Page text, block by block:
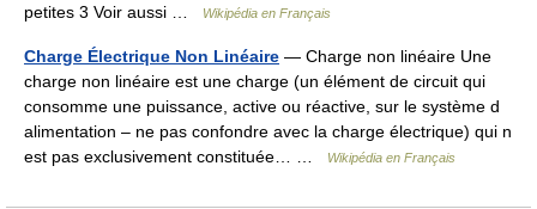
petites 3 Voir aussi …
Wikipédia en Français
Charge Électrique Non Linéaire — Charge non linéaire Une
charge non linéaire est une charge (un élément de circuit qui
consomme une puissance, active ou réactive, sur le système d
alimentation – ne pas confondre avec la charge électrique) qui n
est pas exclusivement constituée… …
Wikipédia en Français